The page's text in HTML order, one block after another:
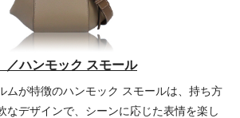
／ハンモック スモール
ムが特徴のハンモック スモールは、持ち方
なデザインで、シーンに応じた表情を楽し